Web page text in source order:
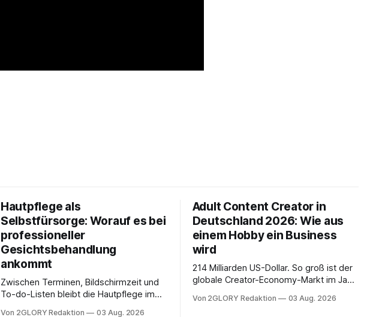
Hautpflege als
Selbstfürsorge: Worauf es bei
professioneller
Gesichtsbehandlung
ankommt
Zwischen Terminen, Bildschirmzeit und
To-do-Listen bleibt die Hautpflege im
Von 2GLORY Redaktion 03 Aug. 2026
Adult Content Creator in
Deutschland 2026: Wie aus
einem Hobby ein Business
wird
214 Milliarden US-Dollar. So groß ist der
globale Creator-Economy-Markt im Jahr
22 Prozent. Was lange als
Von 2GLORY Redaktion 03 Aug. 2026